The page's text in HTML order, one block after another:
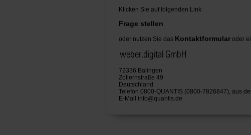
Klicken Sie auf folgenden Link
Frage stellen
oder nutzen Sie das Kontaktformularoder
weber.digital GmbH
72336 Balingen
Zollernstraße 49
Deutschland
Telefon 0800-QUANTIS (0800-7826847), aus
E-Mail info@quantis.de